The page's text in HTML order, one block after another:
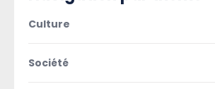
Culture
Société